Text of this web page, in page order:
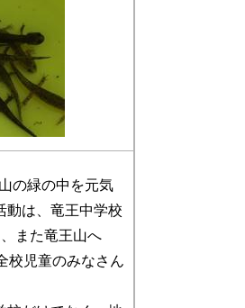
の緑の中を元気
動は、竜王中学校
また竜王山へ
校児童のみなさん